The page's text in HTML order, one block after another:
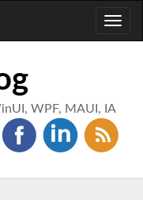
WPF, MAUI, IA